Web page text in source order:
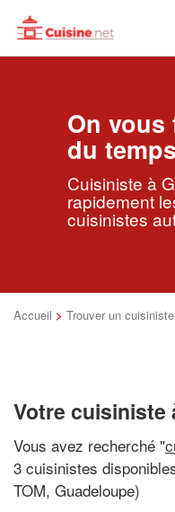
On vous
du
Cuisiniste à
rapidement
cuisinistes
Accueil > Trouver un cuisiniste
Votre cuisiniste
Vous avez recherché "
3 cuisinistes
TOM, Guadeloupe)